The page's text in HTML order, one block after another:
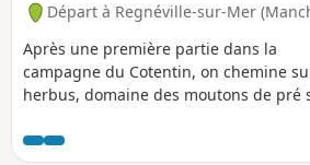
Départ à Regnéville-sur-Mer
Après une première partie dans la
campagne du Cotentin, on chemine
herbus, domaine des moutons de pré
embouchure.